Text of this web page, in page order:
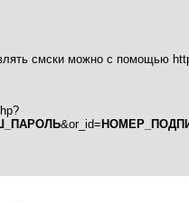
смски можно с помощью
&or_id=